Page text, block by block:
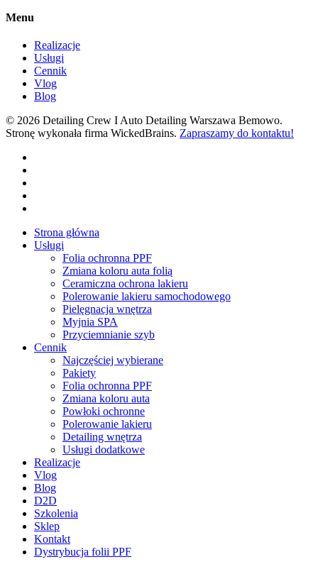
Menu
Realizacje
Usługi
Cennik
Vlog
Blog
© 2026 Detailing Crew I Auto Detailing Warszawa Bemowo.
Stronę wykonała firma WickedBrains. Zapraszamy do kontaktu!
Close
Menu
Strona główna
Usługi
Folia ochronna PPF
Zmiana koloru auta folią
Ceramiczna ochrona lakieru
Polerowanie lakieru samochodowego
Pielęgnacja wnętrza
Myjnia SPA
Przyciemnianie szyb
Cennik
Najczęściej wybierane
Pakiety
Folia ochronna PPF
Zmiana koloru auta
Powłoki ochronne
Polerowanie lakieru
Detailing wnętrza
Usługi dodatkowe
Realizacje
Vlog
Blog
D2D
Szkolenia
Sklep
Kontakt
Dystrybucja folii PPF